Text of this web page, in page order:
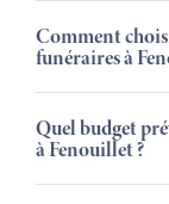
Comment
funéraires à
Quel budget
à Fenouillet ?